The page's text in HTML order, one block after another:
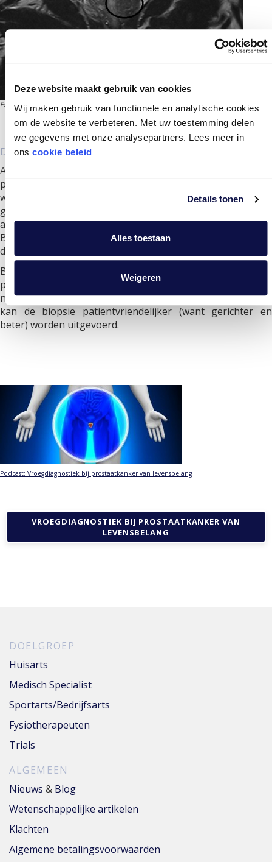
Deze website maakt gebruik van cookies
Wij maken gebruik van functionele en analytische cookies
om de website te verbeteren. Met uw toestemming delen
we gegevens met onze analysepartners. Lees meer in
ons cookie beleid
Details tonen
Alles toestaan
Weigeren
Foto: prostaat met tumor
DE VOORDELEN VAN EEN MRI SCAN
Als gevolg van een MRI scan is voor ongeveer 50% van de
patiënten geen vervolgonderzoek door middel van
weefselafname nodig. Bij hen wordt er geen afwijking
gevonden of is er in ieder geval geen sprake van een
agressieve vorm van kanker die behandeld moet worden.
Behoort u tot deze groep? Dan weet u binnen enkele
dagen dat u zich geen zorgen hoeft te maken.
Blijkt er uit de MRI scan wel een agressieve vorm van
prostaatkanker? Dan is vervolgonderzoek (biopsie)
noodzakelijk in het ziekenhuis. Met behulp van de MRI scan
kan de biopsie patiëntvriendelijker (want gerichter en
beter) worden uitgevoerd.
Podcast: Vroegdiagnostiek bij prostaatkanker van levensbelang
VROEGDIAGNOSTIEK BIJ PROSTAATKANKER VAN
LEVENSBELANG
DOELGROEP
Huisarts
Medisch Specialist
Sportarts/Bedrijfsarts
Fysiotherapeuten
Trials
ALGEMEEN
Nieuws & Blog
Wetenschappelijke artikelen
Klachten
Algemene betalingsvoorwaarden